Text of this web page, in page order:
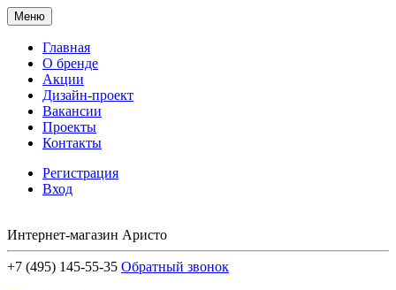
Меню
Главная
О бренде
Акции
Дизайн-проект
Вакансии
Проекты
Контакты
Регистрация
Вход
Интернет-магазин Аристо
+7 (495) 145-55-35 Обратный звонок